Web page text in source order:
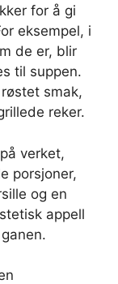
for å gi
eksempel, i
de er, blir
til suppen.
smak,
reker.
verket,
porsjoner,
og en
appell